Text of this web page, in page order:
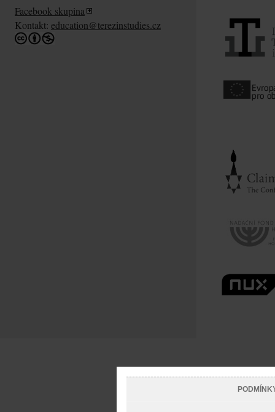
Facebook skupina
Kontakt: education@terezinstudies.cz